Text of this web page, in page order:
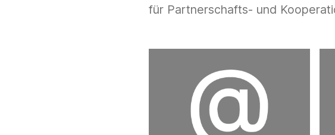
für Partnerschafts- und